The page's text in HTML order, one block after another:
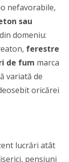
nefavorabile,
sau
domeniu:
ferestre
de fum marca
variată de
oricărei
lucrări atât
pensiuni